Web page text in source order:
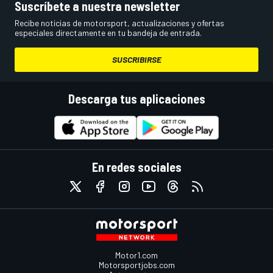
Suscríbete a nuestra newsletter
Recibe noticias de motorsport, actualizaciones y ofertas
especiales directamente en tu bandeja de entrada.
SUSCRIBIRSE
Descarga tus aplicaciones
En redes sociales
Motor1.com
Motorsportjobs.com